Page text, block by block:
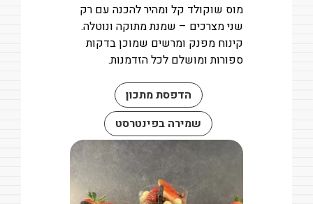
מוס שוקולד קל ומהיר להכנה עם רק
שני מצרכים – שמנת מתוקה ונוטלה.
קינוח מפנק ומרשים שמוכן בדקות
ספורות ומושלם לכל הזדמנות.
הדפסת מתכון
שמירה בפינטרסט